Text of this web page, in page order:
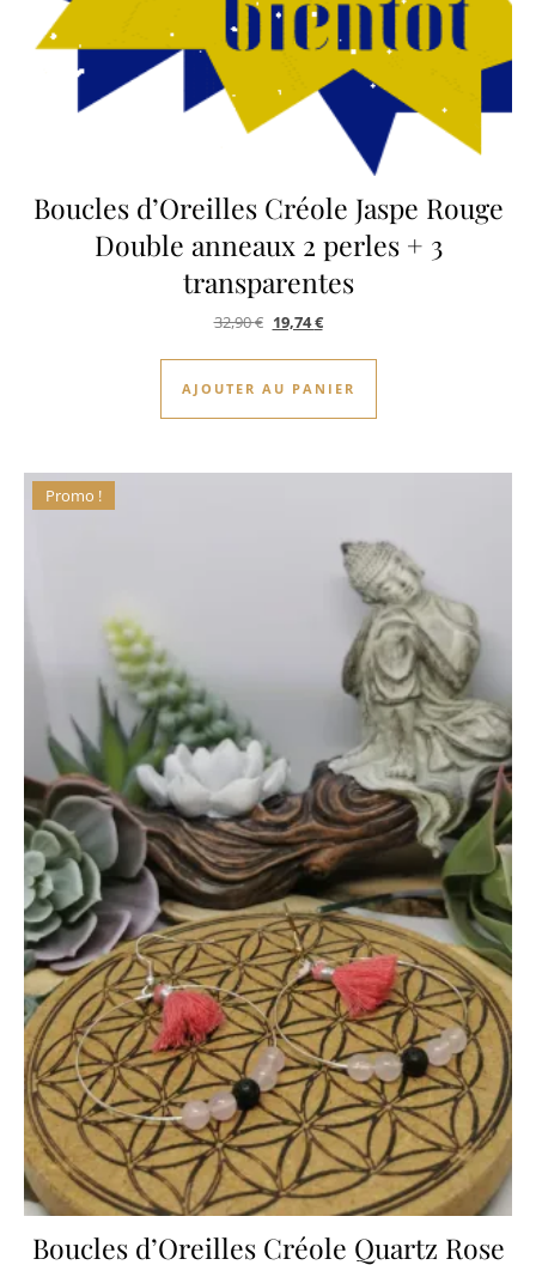
Boucles d’Oreilles Créole Jaspe Rouge
Double anneaux 2 perles + 3
transparentes
32,90€ Le prix initial était : 32,90 €.
19,74€Le prix actuel est : 19,74 €.
AJOUTER AU PANIER
Promo !
Boucles d’Oreilles Créole Quartz Rose